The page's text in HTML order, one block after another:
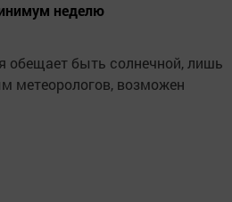
неделю
обещает быть солнечной, лишь
метеорологов, возможен